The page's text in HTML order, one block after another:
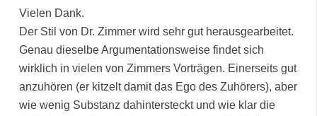
Vielen Dank.
Der Stil von Dr. Zimmer wird sehr gut herausgearbeitet.
Genau dieselbe Argumentationsweise findet sich
wirklich in vielen von Zimmers Vorträgen. Einerseits gut
anzuhören (er kitzelt damit das Ego des Zuhörers), aber
wie wenig Substanz dahintersteckt und wie klar die